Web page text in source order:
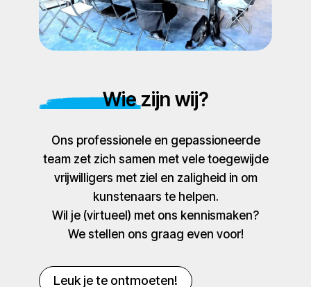
Wie zijn wij?
Ons professionele en gepassioneerde
team zet zich samen met vele toegewijde
vrijwilligers met ziel en zaligheid in om
kunstenaars te helpen.
Wil je (virtueel) met ons kennismaken?
We stellen ons graag even voor!
Leuk je te ontmoeten!